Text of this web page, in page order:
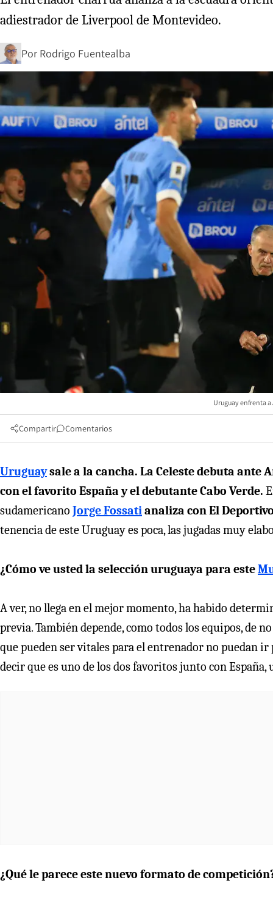
adiestrador de Liverpool de Montevideo.
Por Rodrigo Fuentealba
Uruguay enfrenta
Compartir Comentarios
Uruguaysale a la cancha. La Celeste debuta ante
con el favorito España y el debutante Cabo Verde.
sudamericano Jorge Fossatianaliza con El
tenencia de este Uruguay es poca, las jugadas muy
¿Cómo ve usted la selección uruguaya para este
A ver, no llega en el mejor momento, ha habido
previa. También depende, como todos los equipos, de
que pueden ser vitales para el entrenador no puedan
decir que es uno de los dos favoritos junto con
¿Qué le parece este nuevo formato de